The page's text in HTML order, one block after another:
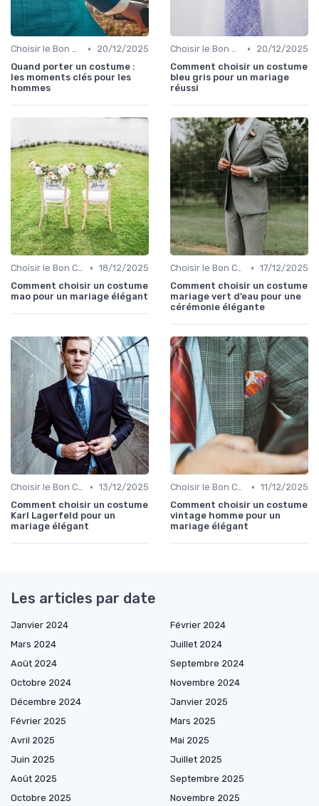
Choisir le Bon Costume •
20/12/2025
Quand porter un costume :
les moments clés pour les
hommes
Choisir le Bon Costume •
20/12/2025
Comment choisir un costume
bleu gris pour un mariage
réussi
Choisir le Bon Costume • 18/12/2025
Comment choisir un costume
mao pour un mariage élégant
Choisir le Bon Costume • 17/12/2025
Comment choisir un costume
mariage vert d’eau pour une
cérémonie élégante
Choisir le Bon Costume • 13/12/2025
Comment choisir un costume
Karl Lagerfeld pour un
mariage élégant
Choisir le Bon Costume • 11/12/2025
Comment choisir un costume
vintage homme pour un
mariage élégant
Les articles par date
Janvier 2024
Février 2024
Mars 2024
Juillet 2024
Août 2024
Septembre 2024
Octobre 2024
Novembre 2024
Décembre 2024
Janvier 2025
Février 2025
Mars 2025
Avril 2025
Mai 2025
Juin 2025
Juillet 2025
Août 2025
Septembre 2025
Octobre 2025
Novembre 2025